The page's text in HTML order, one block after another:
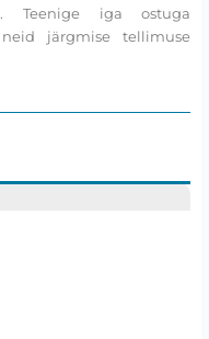
Teenige iga ostuga
järgmise tellimuse